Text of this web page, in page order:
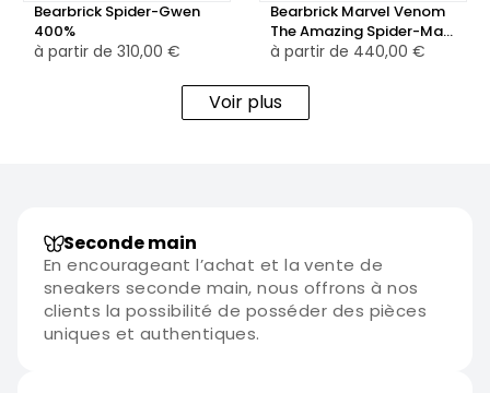
Bearbrick Spider-Gwen
400%
à partir de 310,00 €
Bearbrick Marvel Venom
The Amazing Spider-Man
100% & 400% Set
à partir de 440,00 €
Voir plus
Seconde main
En encourageant l’achat et la vente de
sneakers seconde main, nous offrons à nos
clients la possibilité de posséder des pièces
uniques et authentiques.